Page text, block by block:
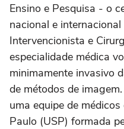
Ensino e Pesquisa - o
nacional e
Intervencionista e
especialidade médica
minimamente invasivo
de métodos de
uma equipe de
Paulo (USP) formada